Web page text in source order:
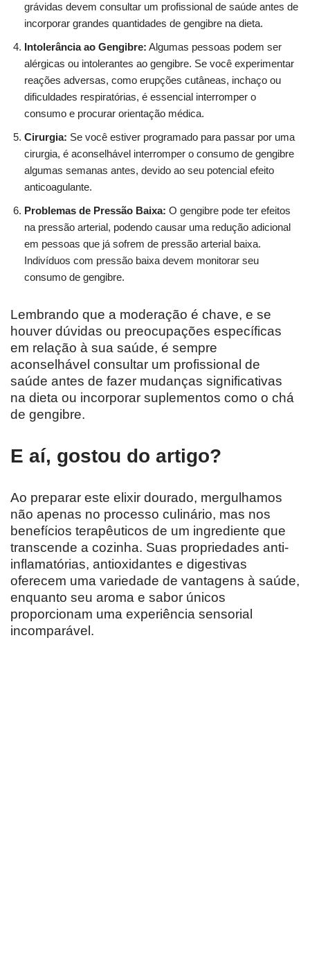
grávidas devem consultar um profissional de saúde antes de
incorporar grandes quantidades de gengibre na dieta.
Intolerância ao Gengibre: Algumas pessoas podem ser
alérgicas ou intolerantes ao gengibre. Se você experimentar
reações adversas, como erupções cutâneas, inchaço ou
dificuldades respiratórias, é essencial interromper o
consumo e procurar orientação médica.
Cirurgia: Se você estiver programado para passar por uma
cirurgia, é aconselhável interromper o consumo de gengibre
algumas semanas antes, devido ao seu potencial efeito
anticoagulante.
Problemas de Pressão Baixa: O gengibre pode ter efeitos
na pressão arterial, podendo causar uma redução adicional
em pessoas que já sofrem de pressão arterial baixa.
Indivíduos com pressão baixa devem monitorar seu
consumo de gengibre.
Lembrando que a moderação é chave, e se
houver dúvidas ou preocupações específicas
em relação à sua saúde, é sempre
aconselhável consultar um profissional de
saúde antes de fazer mudanças significativas
na dieta ou incorporar suplementos como o chá
de gengibre.
E aí, gostou do artigo?
Ao preparar este elixir dourado, mergulhamos
não apenas no processo culinário, mas nos
benefícios terapêuticos de um ingrediente que
transcende a cozinha. Suas propriedades anti-
inflamatórias, antioxidantes e digestivas
oferecem uma variedade de vantagens à saúde,
enquanto seu aroma e sabor únicos
proporcionam uma experiência sensorial
incomparável.